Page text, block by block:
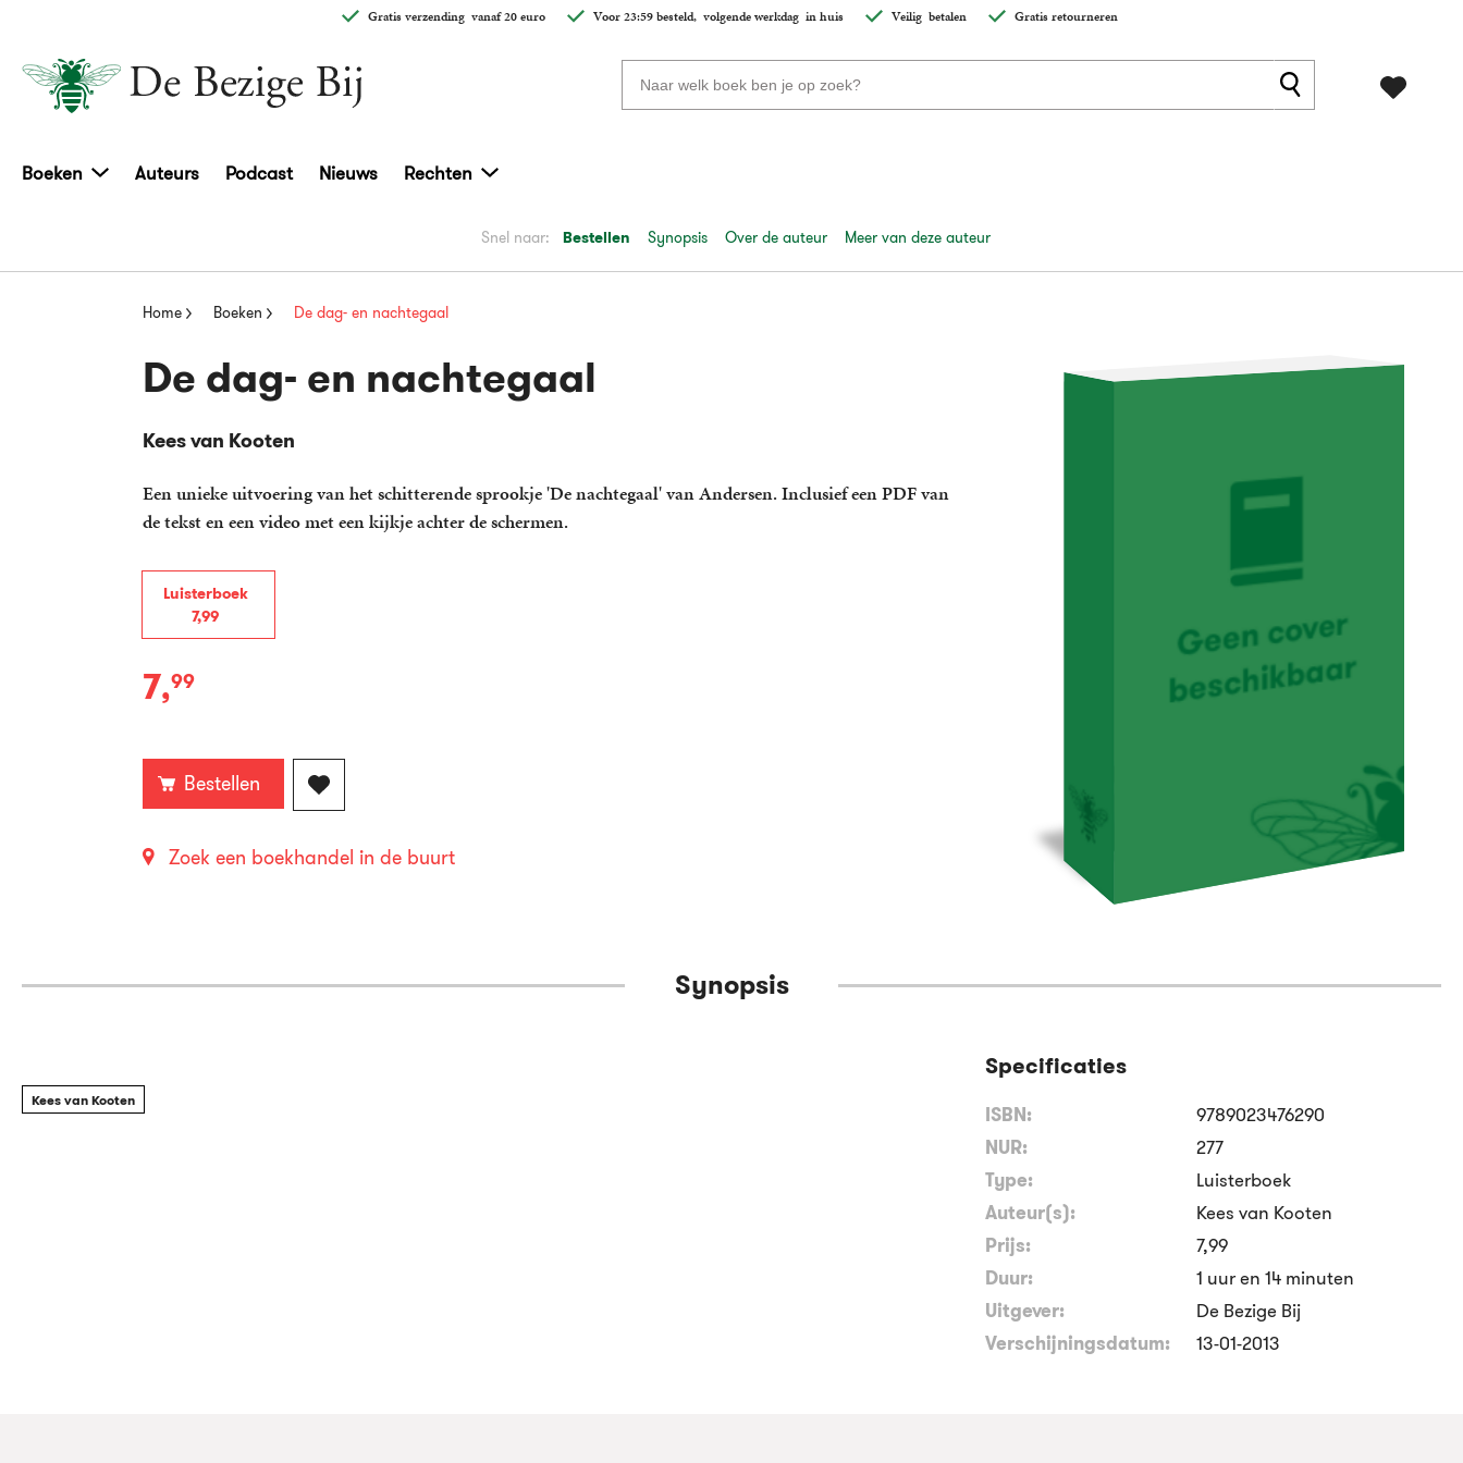
Gratis verzendingvanaf 20 euro Voor 23:59 besteld, volgende werkdagin huis Veiligbetalen Gratis retourneren
Zoeken
naar
Boeken Auteurs Podcast Nieuws Rechten
Snel naar: Bestellen Synopsis Over de auteur Meer van deze auteur
Home Boeken De dag- en nachtegaal
De dag- en nachtegaal
Kees van Kooten
Een unieke uitvoering van het schitterende sprookje 'De nachtegaal' van Andersen. Inclusief een PDF van
de tekst en een video met een kijkje achter de schermen.
Luisterboek
7,99
Luisterboek:
7,99
Bestellen
Zoek een boekhandel in de buurt
Synopsis
Kees van Kooten
Specificaties
ISBN:
9789023476290
NUR:
277
Type:
Luisterboek
Auteur(s):
Kees van Kooten
Prijs:
7,99
Duur:
1 uur en 14 minuten
Uitgever:
De Bezige Bij
Verschijningsdatum:
13-01-2013